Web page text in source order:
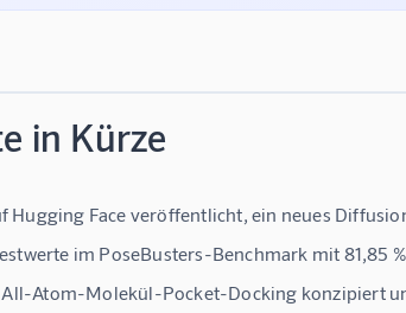
in Kürze
Hugging Face veröffentlicht, ein neues
im PoseBusters-Benchmark mit 81,85
All-Atom-Molekül-Pocket-Docking konzipiert